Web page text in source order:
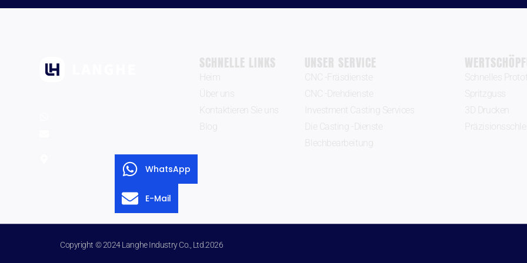
SCHNELLE LINKS
Heim
Über uns
Kontaktieren Sie uns
Blog
UNSER SERVICE
CNC -Fräsdienste
CNC -Drehdienste
Investment Casting Services
Die Casting -Dienste
Blechbearbeitung
Schnelles
Spritzguss
3D Drucken
Copyright © 2024 Langhe Industry Co., Ltd.2026
WhatsApp
E-Mail